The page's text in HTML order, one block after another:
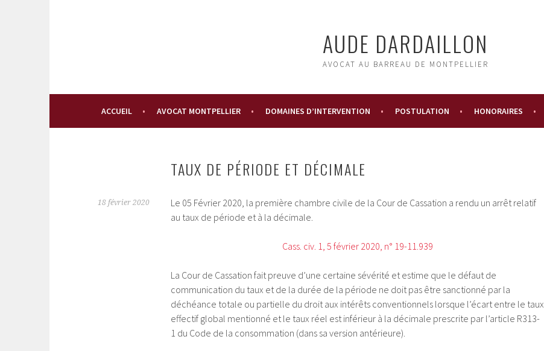
AUDE DARDAILLON
AVOCAT AU BARREAU DE MONTPELLIER
ACCUEIL AVOCAT MONTPELLIER DOMAINES D’INTERVENTION POSTULATION HONORAIRES
TAUX DE PÉRIODE ET DÉCIMALE
18 février 2020
Le 05 Février 2020, la première chambre civile de la Cour de Cassation a rendu un arrêt relatif
au taux de période et à la décimale.
Cass. civ. 1, 5 février 2020, n° 19-11.939
La Cour de Cassation fait preuve d’une certaine sévérité et estime que le défaut de
communication du taux et de la durée de la période ne doit pas être sanctionné par la
déchéance totale ou partielle du droit aux intérêts conventionnels lorsque l’écart entre le taux
effectif global mentionné et le taux réel est inférieur à la décimale prescrite par l’article R313-
1 du Code de la consommation (dans sa version antérieure).